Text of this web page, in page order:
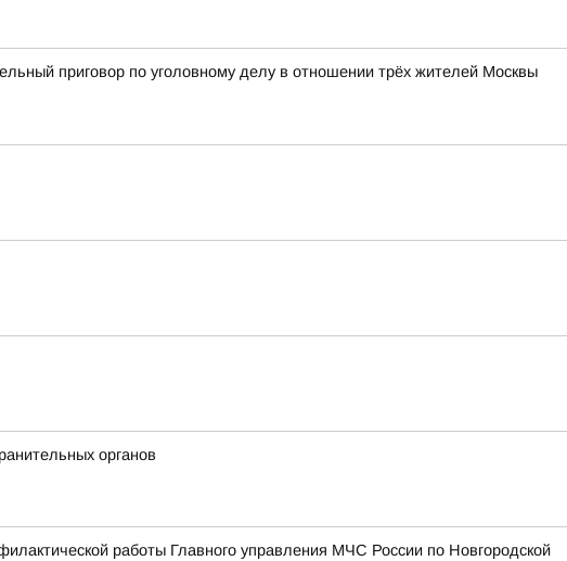
приговор по уголовному делу в отношении трёх жителей Москвы
органов
работы Главного управления МЧС России по Новгородской